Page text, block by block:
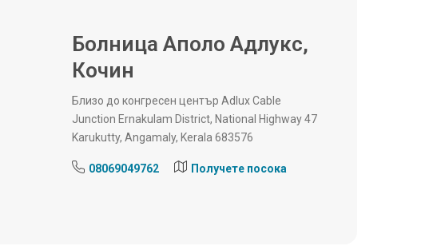
Болница Аполо Адлукс,
Кочин
Близо до конгресен център Adlux Cable
Junction Ernakulam District, National Highway 47
Karukutty, Angamaly, Kerala 683576
08069049762 Получете посока